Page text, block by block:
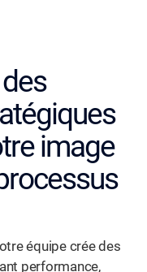
image
équipe crée des
performance,